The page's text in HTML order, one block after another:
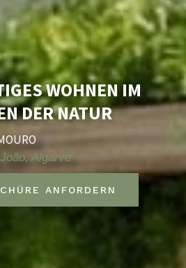
WOHNEN IM
DER NATUR
Algarve
ANFORDERN